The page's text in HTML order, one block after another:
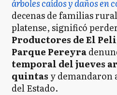
árboles caídos y daños en
decenas de familias
platense, significó
Productores de El
Parque Pereyra
temporal del jueves
quintas y demandaron
del Estado.